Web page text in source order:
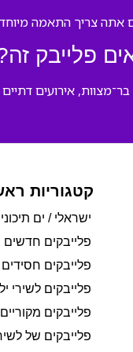
צריך התאמה
פלייבק
אירועים
קטגוריות
ישראלי / ים
פלייבקים
פלייבקים
פלייבקים לשירי
פלייבקים
פלייבקים של